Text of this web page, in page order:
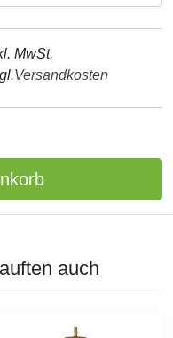
MwSt.
Versandkosten
auch